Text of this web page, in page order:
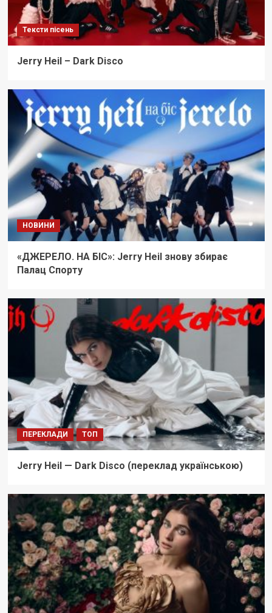
Тексти пісень
Jerry Heil – Dark Disco
НОВИНИ
«ДЖЕРЕЛО. НА БІС»: Jerry Heil знову збирає
Палац Спорту
ПЕРЕКЛАДИ ТОП
Jerry Heil — Dark Disco (переклад українською)